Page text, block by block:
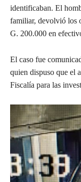
identificaban. El
familiar, devolvió los
G. 200.000 en
El caso fue
quien dispuso que el
Fiscalía para las